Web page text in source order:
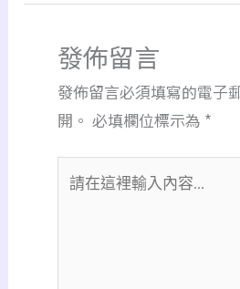
發佈留言
發佈留言必須填寫的電子
開。 必填欄位標示為 *
在